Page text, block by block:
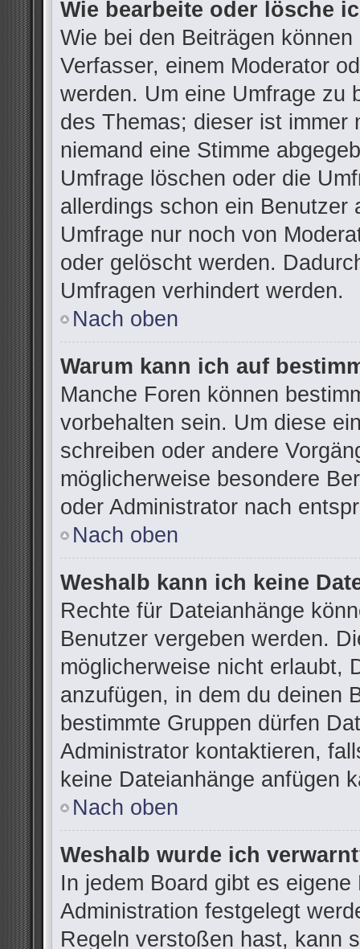
Wie bearbeite oder lösche
Wie bei den Beiträgen
Verfasser, einem Moderator
werden. Um eine Umfrage zu
des Themas; dieser ist immer
niemand eine Stimme
Umfrage löschen oder die
allerdings schon ein Benutzer
Umfrage nur noch von
oder gelöscht werden.
Umfragen verhindert werden.
Nach oben
Warum kann ich auf
Manche Foren können
vorbehalten sein. Um diese
schreiben oder andere
möglicherweise besondere
oder Administrator nach
Nach oben
Weshalb kann ich keine
Rechte für Dateianhänge
Benutzer vergeben werden.
möglicherweise nicht erlaubt,
anzufügen, in dem du deinen
bestimmte Gruppen dürfen
Administrator kontaktieren,
keine Dateianhänge anfügen
Nach oben
Weshalb wurde ich
In jedem Board gibt es
Administration festgelegt
Regeln verstoßen hast, kann